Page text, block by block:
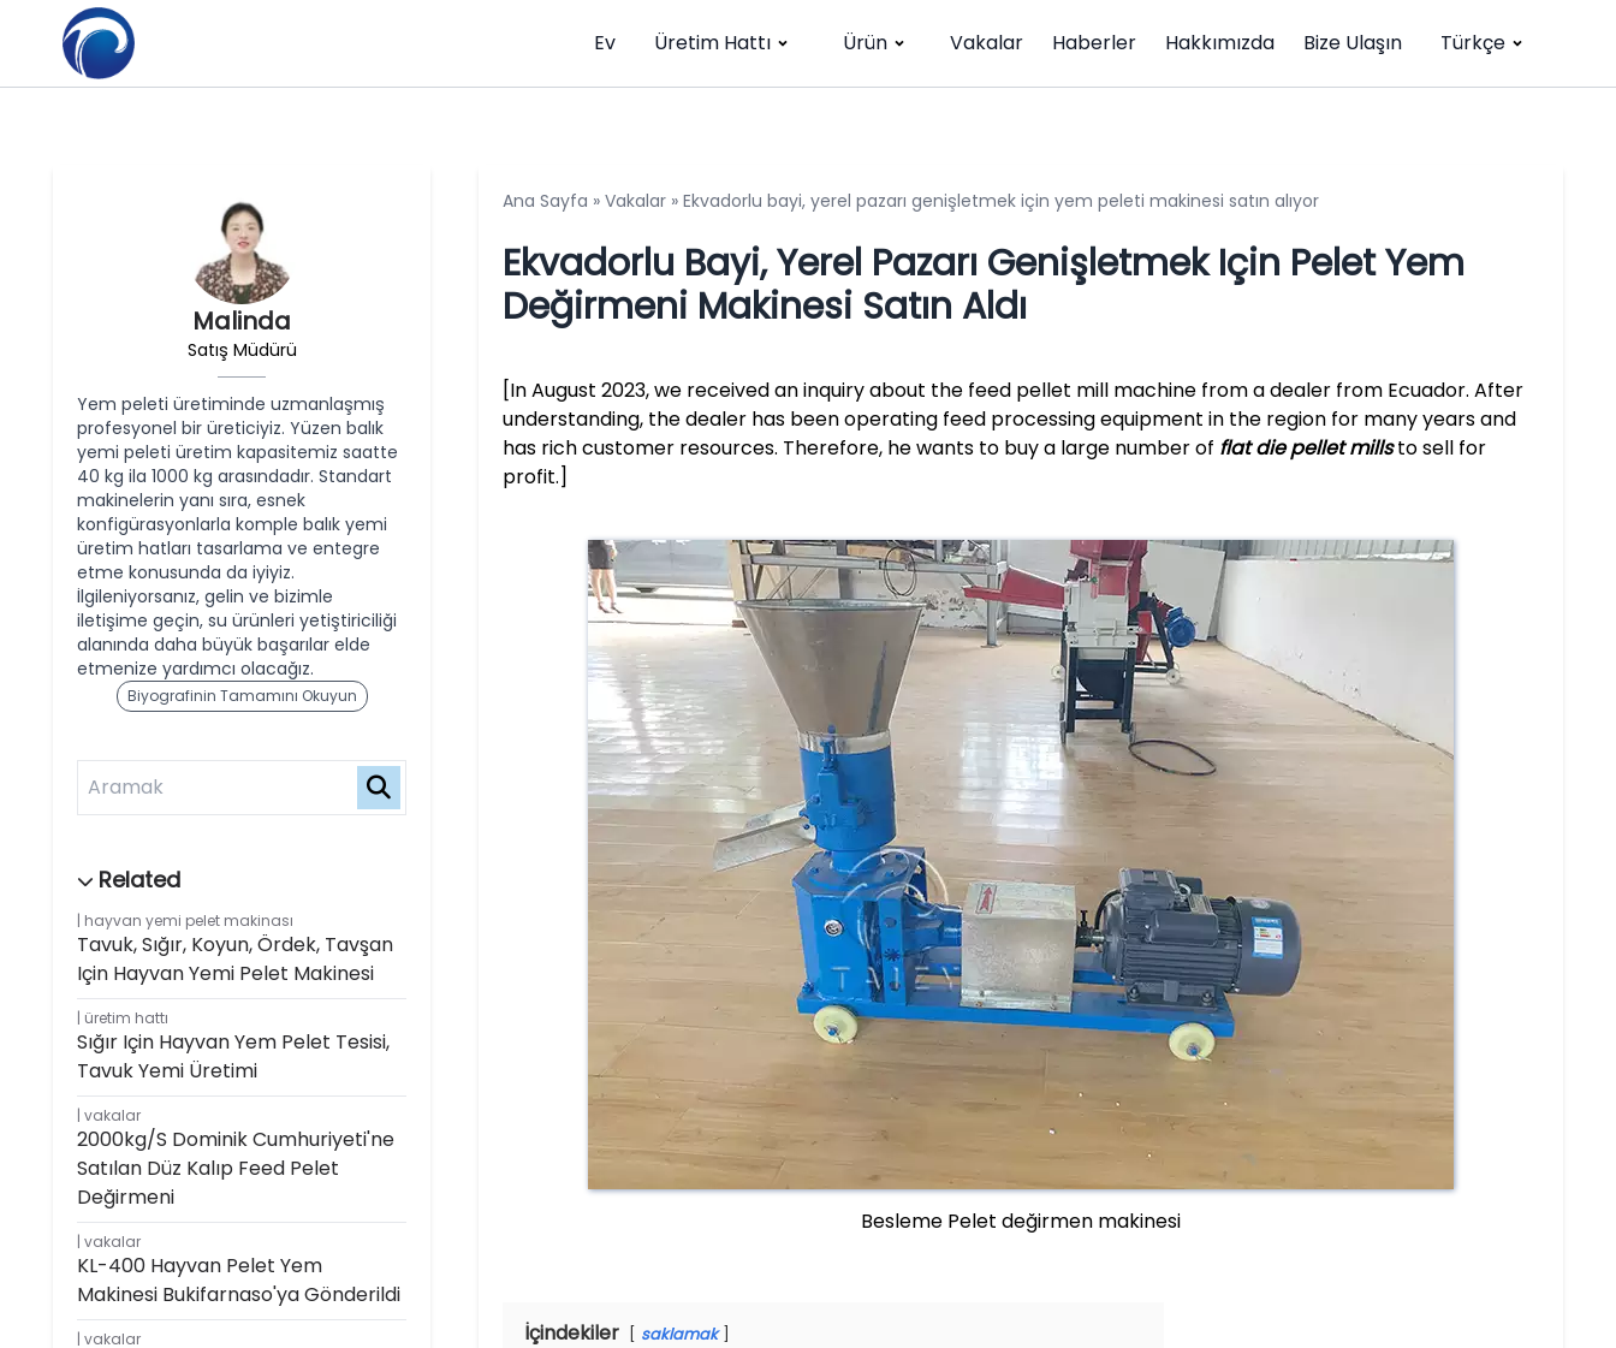
Ev Üretim Hattı Ürün Vakalar Haberler Hakkımızda Bize Ulaşın Türkçe
Malinda
Satış Müdürü
Yem peleti üretiminde uzmanlaşmış
profesyonel bir üreticiyiz. Yüzen balık
yemi peleti üretim kapasitemiz saatte
40 kg ila 1000 kg arasındadır. Standart
makinelerin yanı sıra, esnek
konfigürasyonlarla komple balık yemi
üretim hatları tasarlama ve entegre
etme konusunda da iyiyiz.
İlgileniyorsanız, gelin ve bizimle
iletişime geçin, su ürünleri yetiştiriciliği
alanında daha büyük başarılar elde
etmenize yardımcı olacağız.
Biyografinin Tamamını Okuyun
hayvan yemi pelet makinası
Tavuk, Sığır, Koyun, Ördek, Tavşan
Için Hayvan Yemi Pelet Makinesi
üretim hattı
Sığır Için Hayvan Yem Pelet Tesisi,
Tavuk Yemi Üretimi
vakalar
2000kg/s Dominik Cumhuriyeti'ne
Satılan Düz Kalıp Feed Pelet
Değirmeni
vakalar
KL-400 Hayvan Pelet Yem
Makinesi Bukifarnaso'ya Gönderildi
vakalar
Ana Sayfa » Vakalar » Ekvadorlu bayi, yerel pazarı genişletmek için yem peleti makinesi satın alıyor
Ekvadorlu Bayi, Yerel Pazarı Genişletmek Için Pelet Yem
Değirmeni Makinesi Satın Aldı
[In August 2023, we received an inquiry about the feed pellet mill machine from a dealer from Ecuador. After
understanding, the dealer has been operating feed processing equipment in the region for many years and
has rich customer resources. Therefore, he wants to buy a large number of flat die pellet millsto sell for
profit.]
Besleme Pelet değirmen makinesi
İçindekiler saklamak